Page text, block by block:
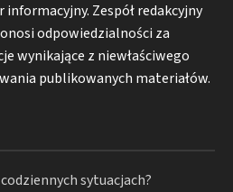
Zespół redakcyjny
odpowiedzialności za
wynikające z niewłaściwego
publikowanych materiałów.
sytuacjach?